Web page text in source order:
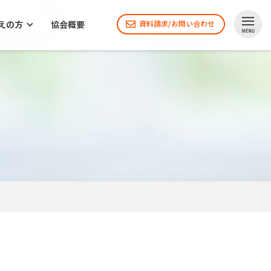
の方 協会概要 資料請求/お問い合わせ